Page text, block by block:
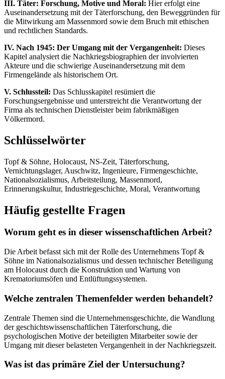
III. Täter: Forschung, Motive und Moral: Hier erfolgt eine
Auseinandersetzung mit der Täterforschung, den Beweggründen für
die Mitwirkung am Massenmord sowie dem Bruch mit ethischen
und rechtlichen Standards.
IV. Nach 1945: Der Umgang mit der Vergangenheit: Dieses
Kapitel analysiert die Nachkriegsbiographien der involvierten
Akteure und die schwierige Auseinandersetzung mit dem
Firmengelände als historischem Ort.
V. Schlussteil: Das Schlusskapitel resümiert die
Forschungsergebnisse und unterstreicht die Verantwortung der
Firma als technischen Dienstleister beim fabrikmäßigen
Völkermord.
Schlüsselwörter
Topf & Söhne, Holocaust, NS-Zeit, Täterforschung,
Vernichtungslager, Auschwitz, Ingenieure, Firmengeschichte,
Nationalsozialismus, Arbeitsteilung, Massenmord,
Erinnerungskultur, Industriegeschichte, Moral, Verantwortung
Häufig gestellte Fragen
Worum geht es in dieser wissenschaftlichen Arbeit?
Die Arbeit befasst sich mit der Rolle des Unternehmens Topf &
Söhne im Nationalsozialismus und dessen technischer Beteiligung
am Holocaust durch die Konstruktion und Wartung von
Krematoriumsöfen und Entlüftungssystemen.
Welche zentralen Themenfelder werden behandelt?
Zentrale Themen sind die Unternehmensgeschichte, die Wandlung
der geschichtswissenschaftlichen Täterforschung, die
psychologischen Motive der beteiligten Mitarbeiter sowie der
Umgang mit dieser belasteten Vergangenheit in der Nachkriegszeit.
Was ist das primäre Ziel der Untersuchung?